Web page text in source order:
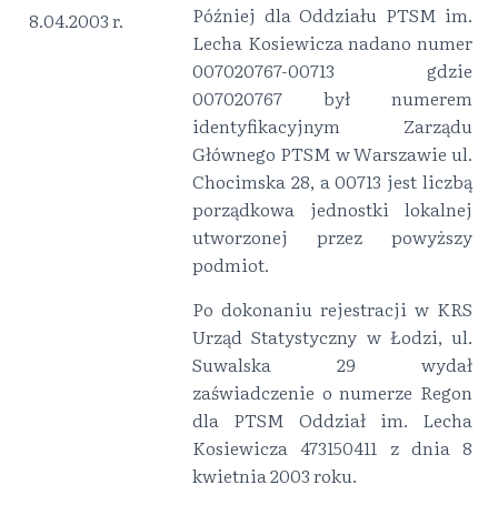
8.04.2003 r.
Później dla Oddziału PTSM im.
Lecha Kosiewicza nadano numer
007020767-00713 gdzie
007020767 był numerem
identyfikacyjnym Zarządu
Głównego PTSM w Warszawie ul.
Chocimska 28, a 00713 jest liczbą
porządkowa jednostki lokalnej
utworzonej przez powyższy
podmiot.
Po dokonaniu rejestracji w KRS
Urząd Statystyczny w Łodzi, ul.
Suwalska 29 wydał
zaświadczenie o numerze Regon
dla PTSM Oddział im. Lecha
Kosiewicza 473150411 z dnia 8
kwietnia 2003 roku.